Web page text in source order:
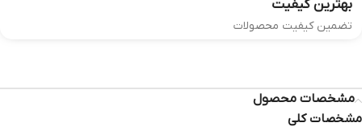
بهترین کیفیت
تضمین کیفیت محصولات
مشخصات محصول
مشخصات کلی